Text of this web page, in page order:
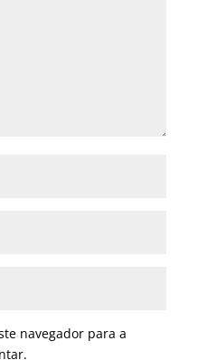
navegador para a